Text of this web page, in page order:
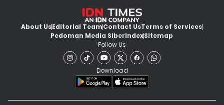
About UsEditorial TeamContact UsTerms of Services
Pedoman Media SiberIndexSitemap
Follow Us
Download